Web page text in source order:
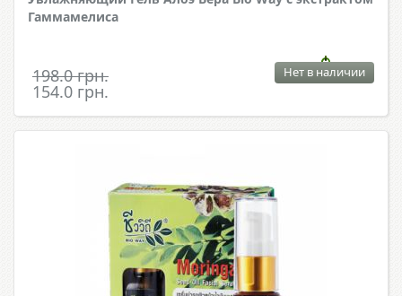
Гаммамелиса
198.0 грн.
154.0 грн.
Нет в наличии